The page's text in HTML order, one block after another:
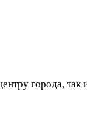
города, так